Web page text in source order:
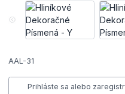
AAL-31
Prihláste sa alebo